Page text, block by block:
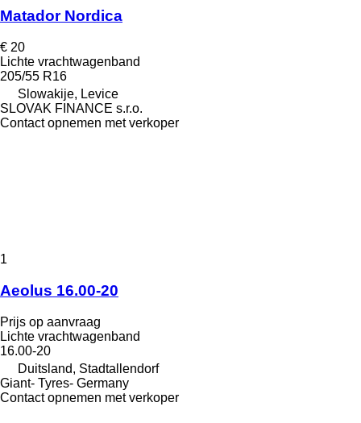
Matador Nordica
€ 20
Lichte vrachtwagenband
205/55 R16
Slowakije, Levice
SLOVAK FINANCE s.r.o.
Contact opnemen met verkoper
1
Aeolus 16.00-20
Prijs op aanvraag
Lichte vrachtwagenband
16.00-20
Duitsland, Stadtallendorf
Giant- Tyres- Germany
Contact opnemen met verkoper